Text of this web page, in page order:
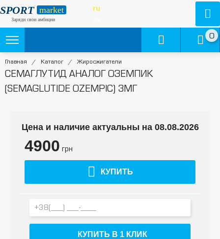
SPORT market
Заряди свои амбиции
ru
0
Главная / Каталог / Жиросжигатели
СЕМАГЛУТИД АНАЛОГ ОЗЕМПИК
(SEMAGLUTIDE OZEMPIC) 3МГ
Цена и наличие актуальны на 08.08.2026
4900 грн
КУПИТЬ
КУПИТЬ В 1 КЛИК